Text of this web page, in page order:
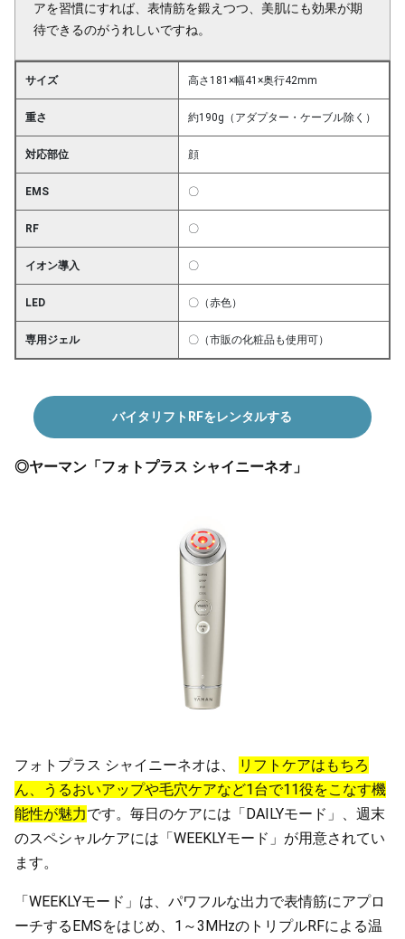
アを習慣にすれば、表情筋を鍛えつつ、美肌にも効果が期
待できるのがうれしいですね。
サイズ 高さ181×幅41×奥行42mm
重さ 約190g（アダプター・ケーブル除く）
対応部位 顔
EMS 〇
RF 〇
イオン導入 〇
LED 〇（赤色）
専用ジェル 〇（市販の化粧品も使用可）
バイタリフトRFをレンタルする
◎ヤーマン「フォトプラス シャイニーネオ」
フォトプラス シャイニーネオは、
リフトケアはもちろ
ん、うるおいアップや毛穴ケアなど1台で11役をこなす機
能性が魅力です。毎日のケアには「DAILYモード」、週末
のスペシャルケアには「WEEKLYモード」が用意されてい
ます。
「WEEKLYモード」は、パワフルな出力で表情筋にアプロ
ーチするEMSをはじめ、1～3MHzのトリプルRFによる温